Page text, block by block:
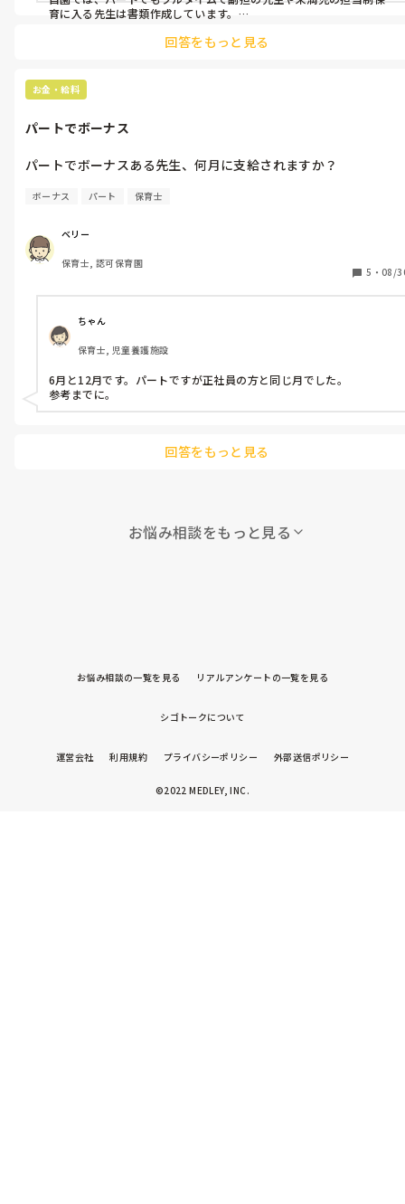
育に入る先生は書類作成しています。
きているものに目を通すだけです。
よってもかなり違いがありそうですね。
回答をもっと見る
お金・給料
パートでボーナス
パートでボーナスある先生、何月に支給されますか？
ボーナス パート 保育士
ベリー
保育士, 認可保育園
5 ・ 08/
ちゃん
保育士, 児童養護施設
6月と12月です。パートですが正社員の方と同じ月でした。
参考までに。
回答をもっと見る
お悩み相談をもっと見る
お悩み相談の一覧を見る リアルアンケートの一覧を見る
シゴトークについて
運営会社 利用規約 プライバシーポリシー 外部送信ポリシー
©2022 MEDLEY, INC.